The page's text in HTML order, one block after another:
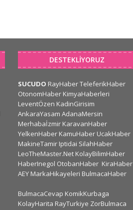
DESTEKLIYORUZ
SUCUDO RayHaberTeleferikHaber
OtonomHaber KimyaHaberleri
LeventÖzen KadinGirisim
AnkaraYasam AdanaMersin
Merhabaİzmir KaravanHaber
YelkenHaber KamuHaber UcakHaber
MakineTamir Iptidai SilahHaber
LeoTheMaster.Net KolayBilimHaber
HaberInegol OtobanHaber KiraHaber
AEY MarkaHikayeleri BulmacaHaber
BulmacaCevap KomikKurbaga
KolayHarita RayTurkiye ZorBulmaca